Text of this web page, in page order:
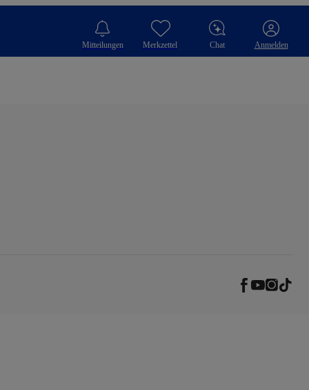
Mitteilungen Merkzettel Chat Anmelden